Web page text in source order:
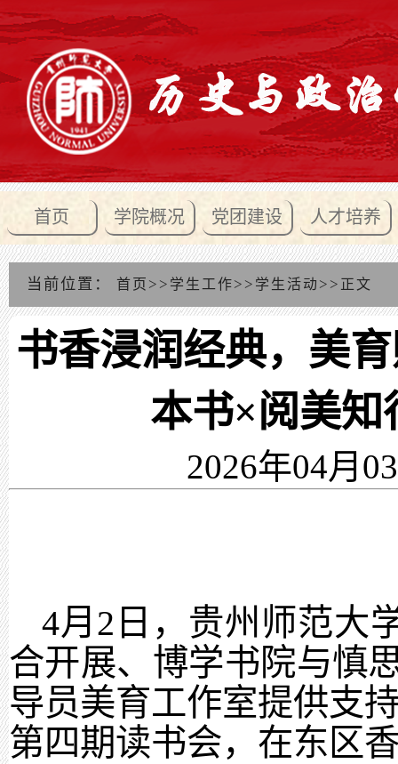
首页 学院概况 党团建设 人才培养
当前位置： 首页 >> 学生工作>> 学生活动 >> 正文
书香浸润经典，美
本书×阅美知
2026年04月
4月 2 日，贵州师范大
合开展、博学书院与慎
导员美育工作室提供支
第四期读书会，在东区